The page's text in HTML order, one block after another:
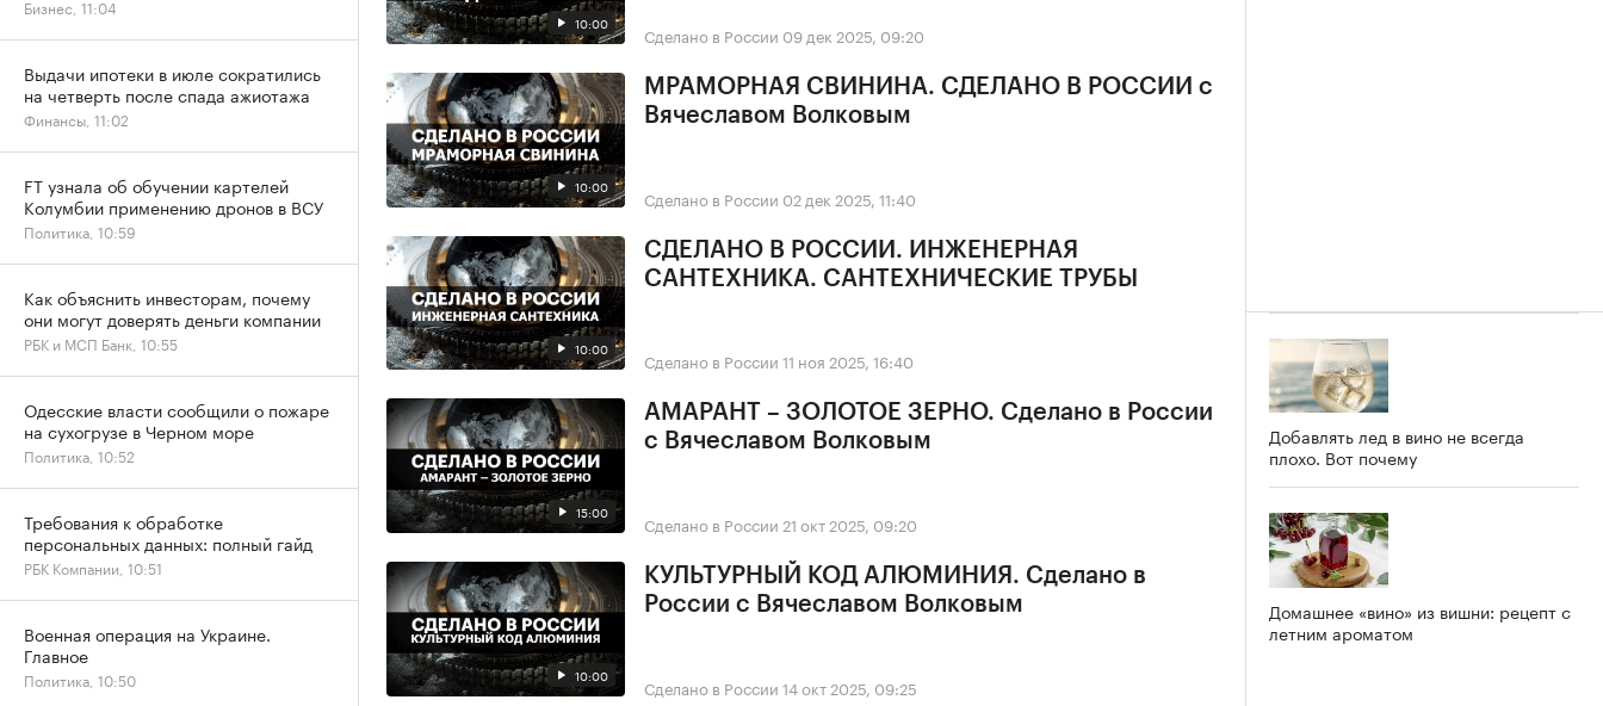
10:00 Сделано в России 09 дек 2025, 09:20
10:00
МРАМОРНАЯ СВИНИНА. СДЕЛАНО В РОССИИ с
Вячеславом Волковым
Сделано в России 02 дек 2025, 11:40
10:00
СДЕЛАНО В РОССИИ. ИНЖЕНЕРНАЯ
САНТЕХНИКА. САНТЕХНИЧЕСКИЕ ТРУБЫ
Сделано в России 11 ноя 2025, 16:40
15:00
АМАРАНТ – ЗОЛОТОЕ ЗЕРНО. Сделано в России
с Вячеславом Волковым
Сделано в России 21 окт 2025, 09:20
10:00
КУЛЬТУРНЫЙ КОД АЛЮМИНИЯ. Сделано в
России с Вячеславом Волковым
Сделано в России 14 окт 2025, 09:25
Добавлять лед в вино не всегда
плохо. Вот почему
Домашнее «вино» из вишни: рецепт с
летним ароматом
Бизнес, 11:04
Выдачи ипотеки в июле сократились
на четверть после спада ажиотажа
Финансы, 11:02
FT узнала об обучении картелей
Колумбии применению дронов в ВСУ
Политика, 10:59
Как объяснить инвесторам, почему
они могут доверять деньги компании
РБК и МСП Банк, 10:55
Одесские власти сообщили о пожаре
на сухогрузе в Черном море
Политика, 10:52
Требования к обработке
персональных данных: полный гайд
РБК Компании, 10:51
Военная операция на Украине.
Главное
Политика, 10:50